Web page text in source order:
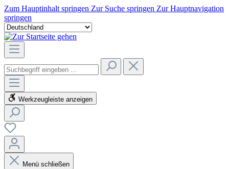
Zum Hauptinhalt springen Zur Suche springen Zur Hauptnavigation
springen
Werkzeugleiste anzeigen
Menü schließen